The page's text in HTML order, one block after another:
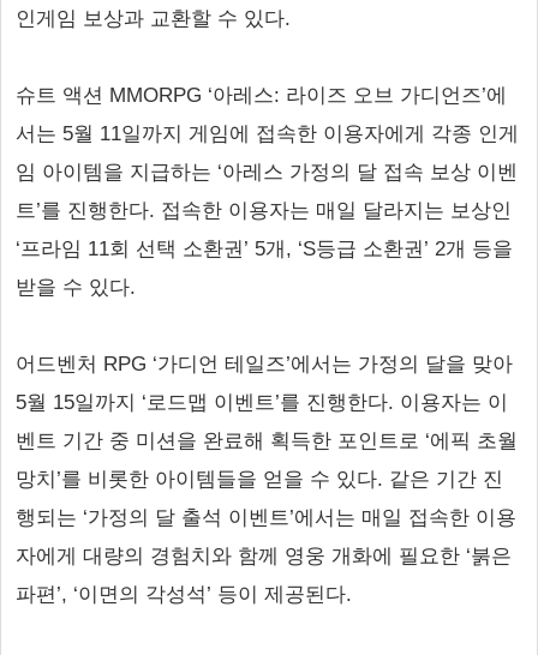
인게임 보상과 교환할 수 있다.
슈트 액션 MMORPG ‘아레스: 라이즈 오브 가디언즈’에
서는 5월 11일까지 게임에 접속한 이용자에게 각종 인게
임 아이템을 지급하는 ‘아레스 가정의 달 접속 보상 이벤
트’를 진행한다. 접속한 이용자는 매일 달라지는 보상인
‘프라임 11회 선택 소환권’ 5개, ‘S등급 소환권’ 2개 등을
받을 수 있다.
어드벤처 RPG ‘가디언 테일즈’에서는 가정의 달을 맞아
5월 15일까지 ‘로드맵 이벤트’를 진행한다. 이용자는 이
벤트 기간 중 미션을 완료해 획득한 포인트로 ‘에픽 초월
망치’를 비롯한 아이템들을 얻을 수 있다. 같은 기간 진
행되는 ‘가정의 달 출석 이벤트’에서는 매일 접속한 이용
자에게 대량의 경험치와 함께 영웅 개화에 필요한 ‘붉은
파편’, ‘이면의 각성석’ 등이 제공된다.